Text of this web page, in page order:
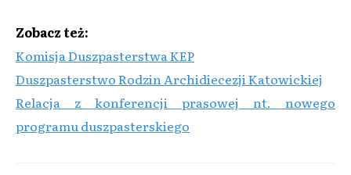
Zobacz też:
Komisja Duszpasterstwa KEP
Duszpasterstwo Rodzin Archidiecezji Katowickiej
Relacja z konferencji prasowej nt. nowego
programu duszpasterskiego